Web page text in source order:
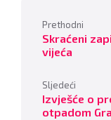
Prethodni
Skraćeni
vijeća
Sljedeći
Izvješće o
otpadom